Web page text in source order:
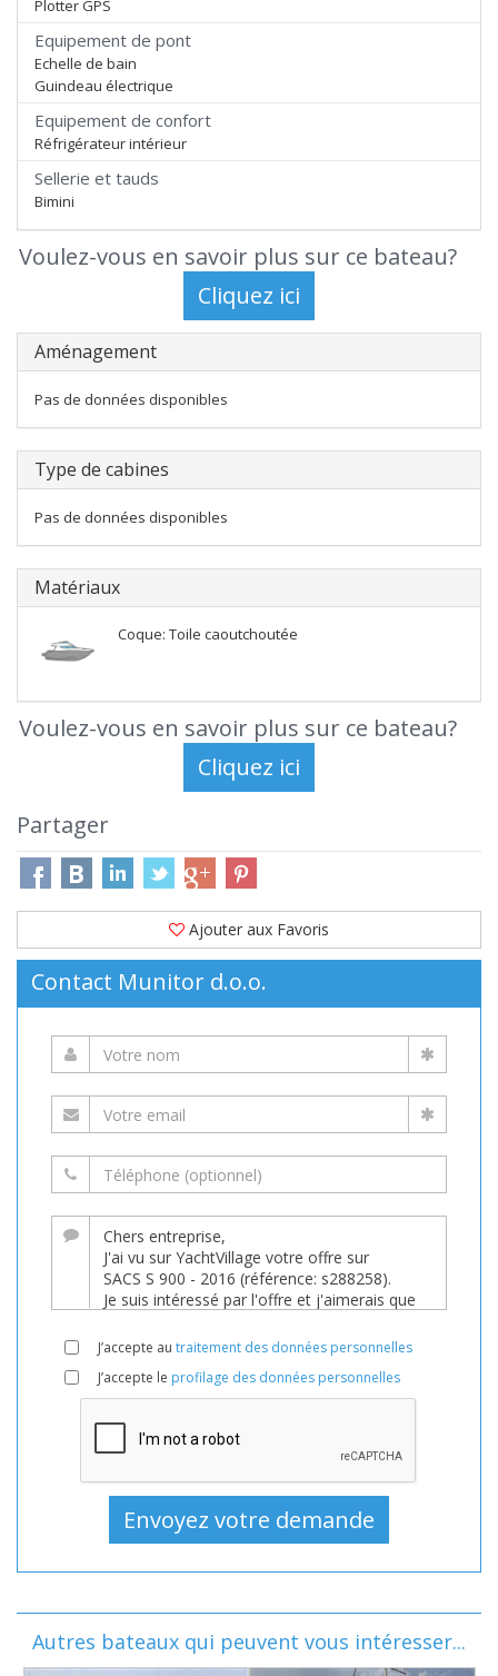
Plotter GPS
Equipement de pont
Echelle de bain
Guindeau électrique
Equipement de confort
Réfrigérateur intérieur
Sellerie et tauds
Bimini
Voulez-vous en savoir plus sur ce bateau?
Aménagement
Pas de données disponibles
Type de cabines
Pas de données disponibles
Matériaux
Coque: Toile caoutchoutée
Voulez-vous en savoir plus sur ce bateau?
Partager
Ajouter aux Favoris
Contact Munitor d.o.o.
J’accepte au traitement des données personnelles
J’accepte le profilage des données personnelles
Autres bateaux qui peuvent vous intéresser...